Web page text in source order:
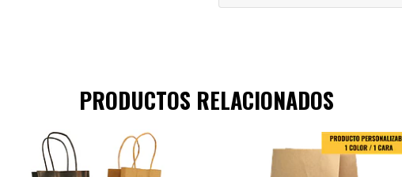
PRODUCTOS RELACIONADOS